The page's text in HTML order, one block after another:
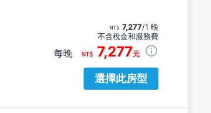
7,277/1 晚
不含稅金和服務費
每晚 7,277元
選擇此房型